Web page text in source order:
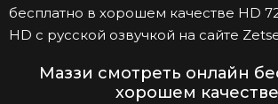
бесплатно в хорошем качестве HD
HD с русской озвучкой на сайте
Маззи смотреть онлайн
хорошем